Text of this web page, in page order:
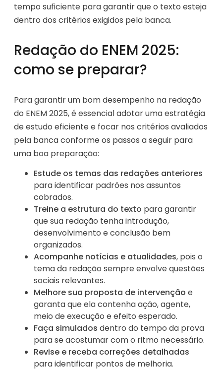
tempo suficiente para garantir que o texto esteja
dentro dos critérios exigidos pela banca.
Redação do ENEM 2025:
como se preparar?
Para garantir um bom desempenho na redação
do ENEM 2025, é essencial adotar uma estratégia
de estudo eficiente e focar nos critérios avaliados
pela banca conforme os passos a seguir para
uma boa preparação:
Estude os temas das redações anteriores
para identificar padrões nos assuntos
cobrados.
Treine a estrutura do texto para garantir
que sua redação tenha introdução,
desenvolvimento e conclusão bem
organizados.
Acompanhe notícias e atualidades, pois o
tema da redação sempre envolve questões
sociais relevantes.
Melhore sua proposta de intervenção e
garanta que ela contenha ação, agente,
meio de execução e efeito esperado.
Faça simulados dentro do tempo da prova
para se acostumar com o ritmo necessário.
Revise e receba correções detalhadas
para identificar pontos de melhoria.